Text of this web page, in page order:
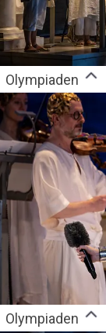
Olympiaden
Olympiaden